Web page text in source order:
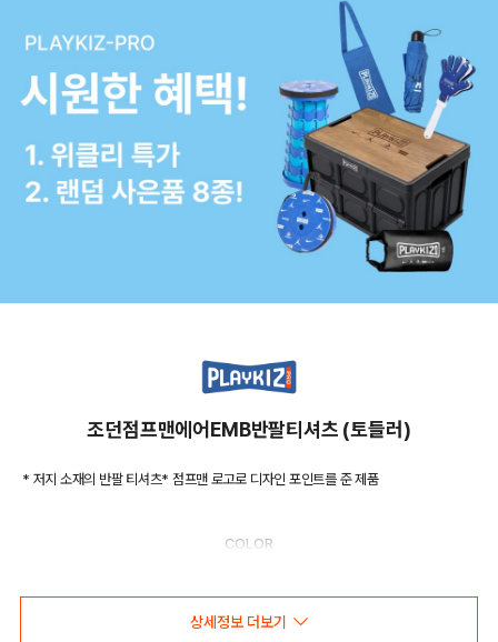
조던점프맨에어EMB반팔티셔츠 (토들러)
* 저지 소재의 반팔 티셔츠* 점프맨 로고로 디자인 포인트를 준 제품
COLOR
상세정보 더보기